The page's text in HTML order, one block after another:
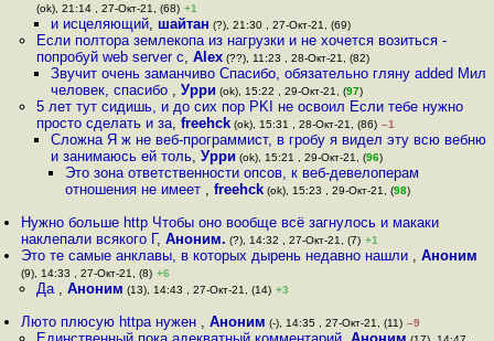
(ok), 21:14 , 27-Окт-21, (68) +1
и исцеляющий, шайтан (?), 21:30 , 27-Окт-21, (69)
Если полтора землекопа из нагрузки и не хочется возиться -
попробуй web server c, Alex(??), 11:23 , 28-Окт-21, (82)
Звучит очень заманчиво Спасибо, обязательно гляну added Мил
человек, спасибо , Урри (ok), 15:22 , 29-Окт-21, (97)
5 лет тут сидишь, и до сих пор PKI не освоил Если тебе нужно
просто сделать и за, freehck(ok), 15:31 , 28-Окт-21, (86) –1
Сложна Я ж не веб-программист, в гробу я видел эту всю вебню
и занимаюсь ей толь, Урри (ok), 15:21 , 29-Окт-21, (96)
Это зона ответственности опсов, к веб-девелоперам
отношения не имеет ,freehck (ok), 15:23 , 29-Окт-21, (98)
Нужно больше http Чтобы оно вообще всё загнулось и макаки
наклепали всякого Г,Аноним. (?), 14:32 , 27-Окт-21, (7) +1
Это те самые анклавы, в которых дырень недавно нашли ,Аноним
(9), 14:33 , 27-Окт-21, (8) +6
Да , Аноним (13), 14:43 , 27-Окт-21, (14) +3
Люто плюсую httpa нужен ,Аноним (-), 14:35 , 27-Окт-21, (11) –9